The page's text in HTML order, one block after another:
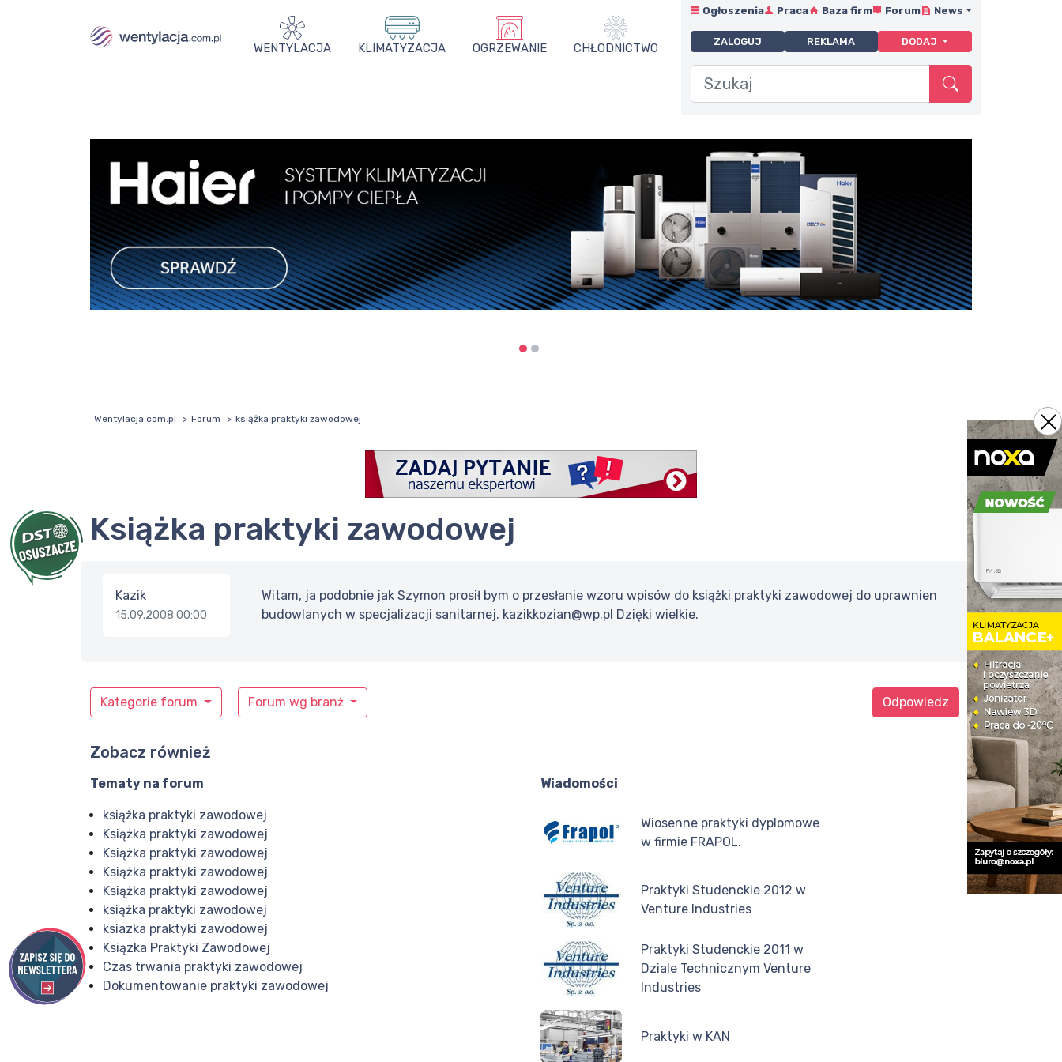
WENTYLACJA KLIMATYZACJA OGRZEWANIE CHŁODNICTWO
Ogłoszenia Praca Baza firm Forum News
ZALOGUJ REKLAMA DODAJ
Wentylacja.com.pl Forum książka praktyki zawodowej
książka praktyki zawodowej
Kazik
15.09.2008 00:00
Witam, ja podobnie jak Szymon prosił bym o przesłanie wzoru wpisów do książki praktyki zawodowej do uprawnien
budowlanych w specjalizacji sanitarnej. kazikkozian@wp.pl Dzięki wielkie.
Kategorie forum Forum wg branż Odpowiedz
Zobacz również
Tematy na forum
książka praktyki zawodowej
Książka praktyki zawodowej
Książka praktyki zawodowej
Książka praktyki zawodowej
Książka praktyki zawodowej
książka praktyki zawodowej
ksiazka praktyki zawodowej
Ksiązka Praktyki Zawodowej
Czas trwania praktyki zawodowej
Dokumentowanie praktyki zawodowej
Wiadomości
Wiosenne praktyki dyplomowe
w firmie FRAPOL.
Praktyki Studenckie 2012 w
Venture Industries
Praktyki Studenckie 2011 w
Dziale Technicznym Venture
Industries
Praktyki w KAN